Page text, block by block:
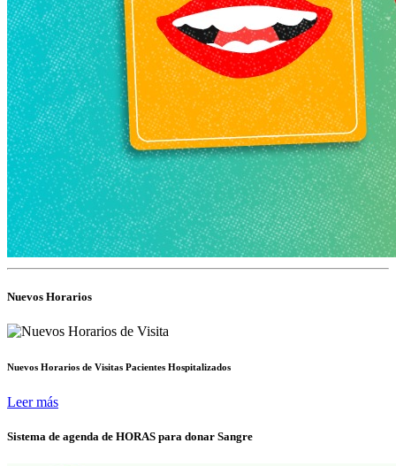
Nuevos Horarios
Nuevos Horarios de Visitas Pacientes Hospitalizados
Leer más
Sistema de agenda de HORAS para donar Sangre